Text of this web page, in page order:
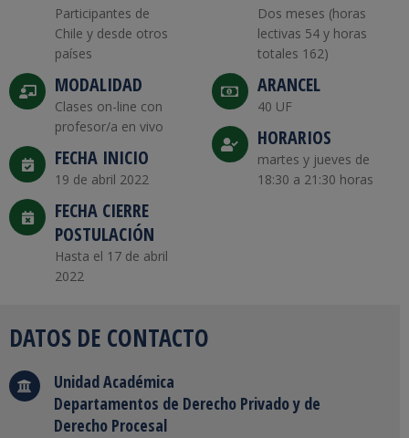
Participantes de
Chile y desde otros
países
MODALIDAD
Clases on-line con
profesor/a en vivo
FECHA INICIO
19 de abril 2022
FECHA CIERRE
POSTULACIÓN
Hasta el 17 de abril
2022
Dos meses (horas
lectivas 54 y horas
totales 162)
ARANCEL
40 UF
HORARIOS
martes y jueves de
18:30 a 21:30 horas
DATOS DE CONTACTO
Unidad Académica
Departamentos de Derecho Privado y de
Derecho Procesal